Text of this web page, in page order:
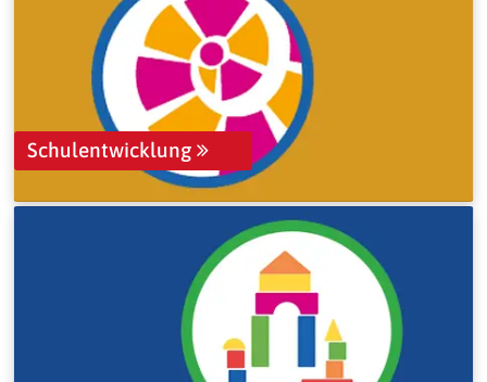
Schulentwicklung